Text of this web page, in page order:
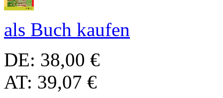
als Buch kaufen
DE: 38,00 €
AT: 39,07 €